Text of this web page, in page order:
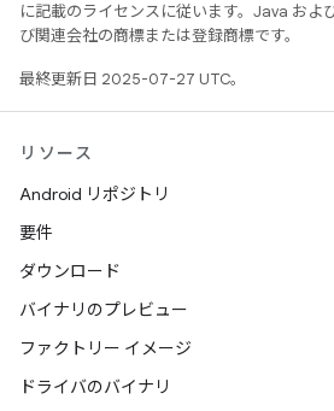
に記載のライセンスに従います。Java およ
び関連会社の商標または登録商標です。
最終更新日 2025-07-27 UTC。
リソース
Android リポジトリ
要件
ダウンロード
バイナリのプレビュー
ファクトリー イメージ
ドライバのバイナリ